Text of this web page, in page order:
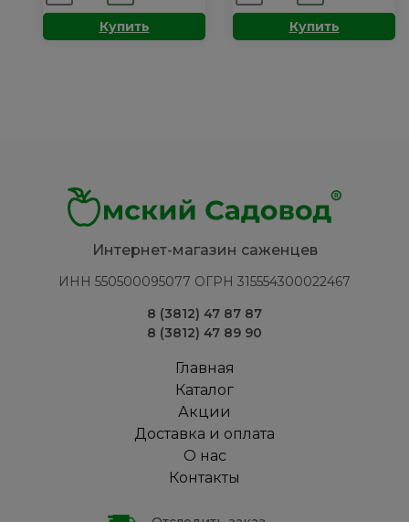
товара
Купить
товара
Облепиха:Купить
Интернет-магазин саженцев
ИНН 550500095077 ОГРН 315554300022467
8 (3812) 47 87 87
8 (3812) 47 89 90
Главная
Каталог
Акции
Доставка и оплата
О нас
Контакты